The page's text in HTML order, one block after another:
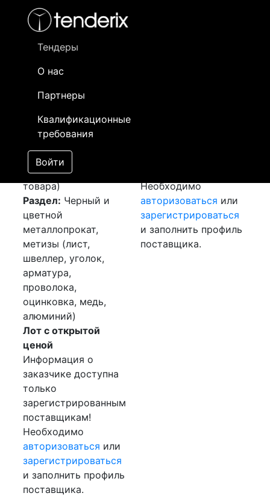
Тендеры
О нас
Партнеры
Квалификационные
требования
Войти
- активный лот
- сохраненный лот (не опубликован)
Закупка: Пруток
медный
[Завершен]
Победитель выбран
Лот №:3475
АУКЦИОН (покупка
товара)
Раздел: Черный и
цветной
металлопрокат,
метизы (лист,
швеллер, уголок,
арматура,
проволока,
оцинковка, медь,
алюминий)
Лот с открытой
ценой
Информация о
заказчике доступна
только
зарегистрированным
поставщикам!
Необходимо
авторизоваться или
зарегистрироваться
и заполнить профиль
поставщика.
Необходимо
авторизоваться или
зарегистрироваться
и заполнить профиль
поставщика.